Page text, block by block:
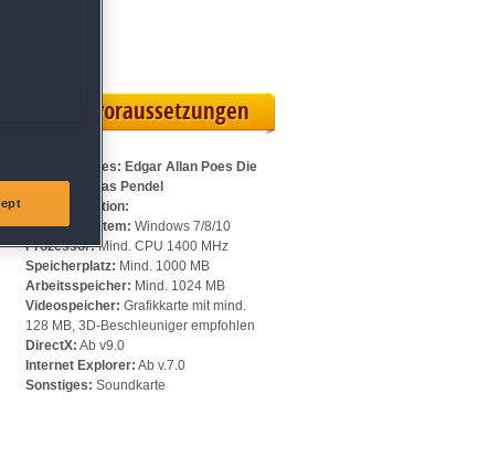
Systemvoraussetzungen
Für Dark Tales: Edgar Allan Poes Die
Grube und das Pendel
Sammleredition:
Betriebssystem: Windows 7/8/10
Prozessor:Mind. CPU 1400 MHz
Speicherplatz: Mind. 1000 MB
Arbeitsspeicher: Mind. 1024 MB
Videospeicher: Grafikkarte mit mind.
128 MB, 3D-Beschleuniger empfohlen
DirectX: Ab v9.0
Internet Explorer: Ab v.7.0
Sonstiges: Soundkarte